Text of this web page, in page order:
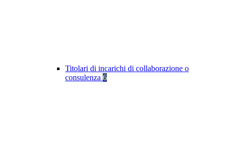
Titolari di incarichi di collaborazione o
consulenza 6